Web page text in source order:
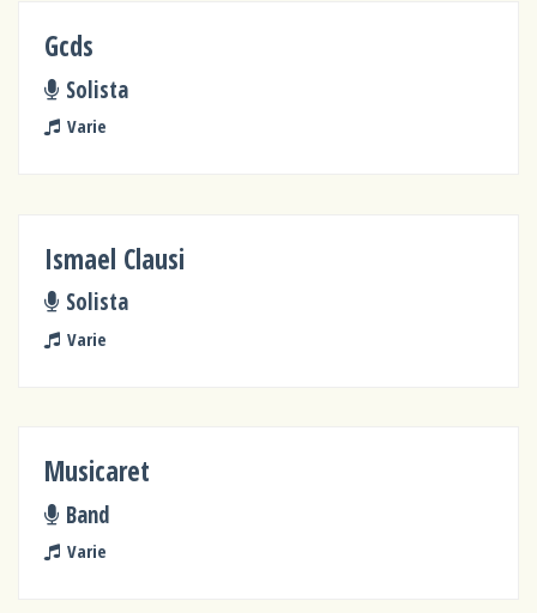
Gcds
Solista
Varie
Ismael Clausi
Solista
Varie
Musicaret
Band
Varie